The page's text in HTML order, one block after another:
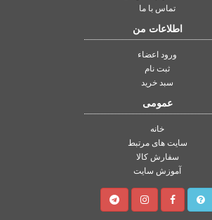
تماس با ما
اطلاعات من
ورود اعضاء
ثبت نام
سبد خرید
عمومی
خانه
سایت های مرتبط
سفارش کالا
آموزش سایت